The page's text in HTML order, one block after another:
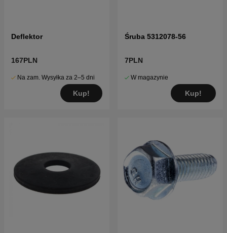
Deflektor
167PLN
Na zam. Wysyłka za 2–5 dni
Kup!
Śruba 5312078-56
7PLN
W magazynie
Kup!